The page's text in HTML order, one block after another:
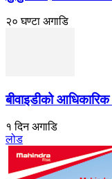
२० घण्टा अगाडि
बीवाइडीको
१ दिन अगाडि
लोड